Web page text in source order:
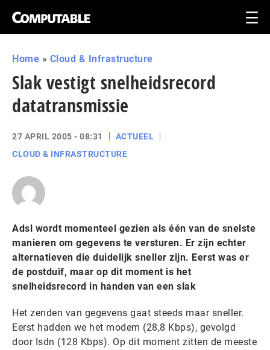
Home » Cloud & Infrastructure
Slak vestigt snelheidsrecord
datatransmissie
27 APRIL 2005 - 08:31
ACTUEEL
CLOUD & INFRASTRUCTURE
Adsl wordt momenteel gezien als één van de snelste
manieren om gegevens te versturen. Er zijn echter
alternatieven die duidelijk sneller zijn. Eerst was er
de postduif, maar op dit moment is het
snelheidsrecord in handen van een slak
Het zenden van gegevens gaat steeds maar sneller.
Eerst hadden we het modem (28,8 Kbps), gevolgd
door Isdn (128 Kbps). Op dit moment zitten de meeste